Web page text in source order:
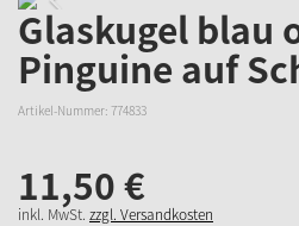
Glaskugel blau
Pinguine auf
Artikel-Nummer: 774833
11,50€
inkl. MwSt. zzgl. Versandkosten